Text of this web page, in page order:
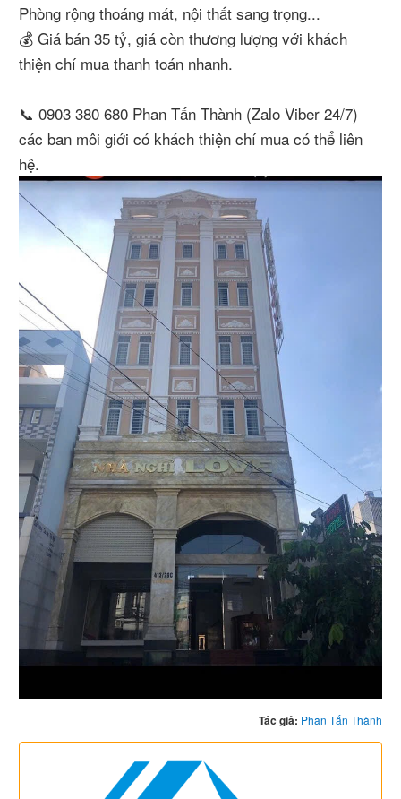
Phòng rộng thoáng mát, nội thất sang trọng...
💰 Giá bán 35 tỷ, giá còn thương lượng với khách
thiện chí mua thanh toán nhanh.
📞 0903 380 680 Phan Tấn Thành (Zalo Viber 24/7)
các ban môi giới có khách thiện chí mua có thể liên
hệ.
Tác giả: Phan Tấn Thành